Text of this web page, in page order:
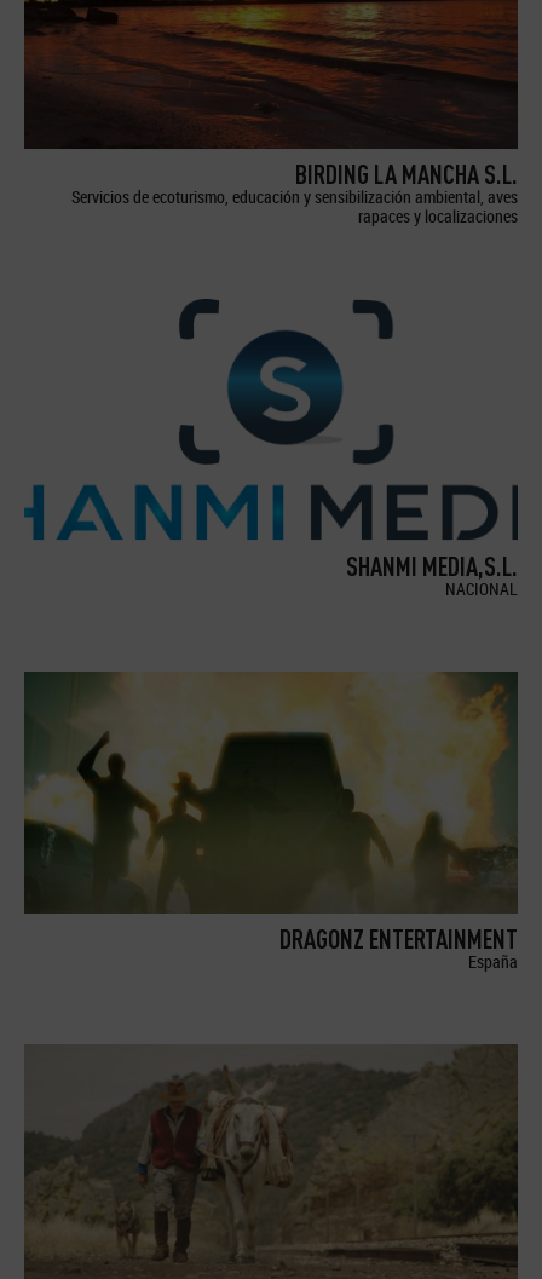
BIRDING LA MANCHA S.L.
Servicios de ecoturismo, educación y sensibilización ambiental, aves
rapaces y localizaciones
SHANMI MEDIA,S.L.
NACIONAL
DRAGONZ ENTERTAINMENT
España